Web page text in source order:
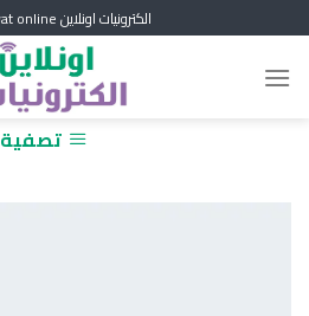
to
content
الكترونيات اونلاين Electroniyat online
تصفية